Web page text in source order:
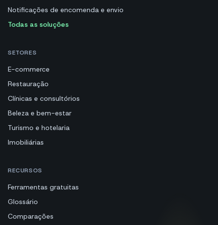
Notificações de encomenda e envio
Todas as soluções
SETORES
E-commerce
Restauração
Clínicas e consultórios
Beleza e bem-estar
Turismo e hotelaria
Imobiliárias
RECURSOS
Ferramentas gratuitas
Glossário
Comparações